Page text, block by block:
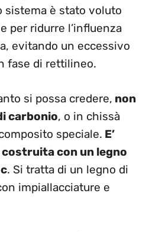
sistema è stato voluto
per ridurre l’influenza
evitando un eccessivo
fase di rettilineo.
si possa credere, non
carbonio, o in chissà
speciale. E’
con un legno
. Si tratta di un legno di
impiallacciature e